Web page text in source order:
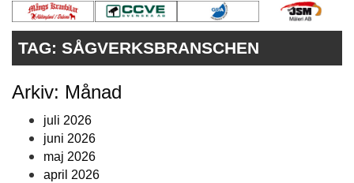
PRENUMERERA
ANNONSERA
TAG: SÅGVERKSBRANSCHEN
Arkiv: Månad
juli 2026
juni 2026
maj 2026
april 2026